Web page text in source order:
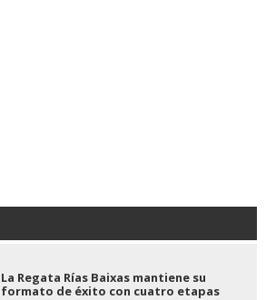
La Regata Rías Baixas mantiene su
formato de éxito con cuatro etapas